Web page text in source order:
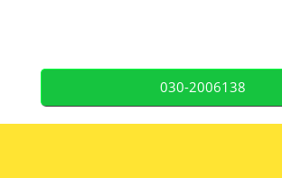
030-2006138